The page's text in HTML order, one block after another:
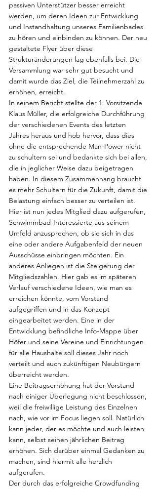
passiven Unterstützer besser erreicht
werden, um deren Ideen zur Entwicklung
und Instandhaltung unseres Familienbades
zu hören und einbinden zu können. Der neu
gestaltete Flyer über diese
Strukturänderungen lag ebenfalls bei. Die
Versammlung war sehr gut besucht und
damit wurde das Ziel, die Teilnehmerzahl zu
erhöhen, erreicht.
In seinem Bericht stellte der 1. Vorsitzende
Klaus Müller, die erfolgreiche Durchführung
der verschiedenen Events des letzten
Jahres heraus und hob hervor, dass dies
ohne die entsprechende Man-Power nicht
zu schultern sei und bedankte sich bei allen,
die in jeglicher Weise dazu beigetragen
haben. In diesem Zusammenhang braucht
es mehr Schultern für die Zukunft, damit die
Belastung einfach besser zu verteilen ist.
Hier ist nun jedes Mitglied dazu aufgerufen,
Schwimmbad-Interessierte aus seinem
Umfeld anzusprechen, ob sie sich in das
eine oder andere Aufgabenfeld der neuen
Ausschüsse einbringen möchten. Ein
anderes Anliegen ist die Steigerung der
Mitgliedszahlen. Hier gab es im späteren
Verlauf verschiedene Ideen, wie man es
erreichen könnte, vom Vorstand
aufgegriffen und in das Konzept
eingearbeitet werden. Eine in der
Entwicklung befindliche Info-Mappe über
Höfer und seine Vereine und Einrichtungen
für alle Haushalte soll dieses Jahr noch
verteilt und auch zukünftigen Neubürgern
überreicht werden.
Eine Beitragserhöhung hat der Vorstand
nach einiger Überlegung nicht beschlossen,
weil die freiwillige Leistung des Einzelnen
nach, wie vor im Focus liegen soll. Natürlich
kann jeder, der es möchte und auch leisten
kann, selbst seinen jährlichen Beitrag
erhöhen. Sich darüber einmal Gedanken zu
machen, sind hiermit alle herzlich
aufgerufen.
Der durch das erfolgreiche Crowdfunding